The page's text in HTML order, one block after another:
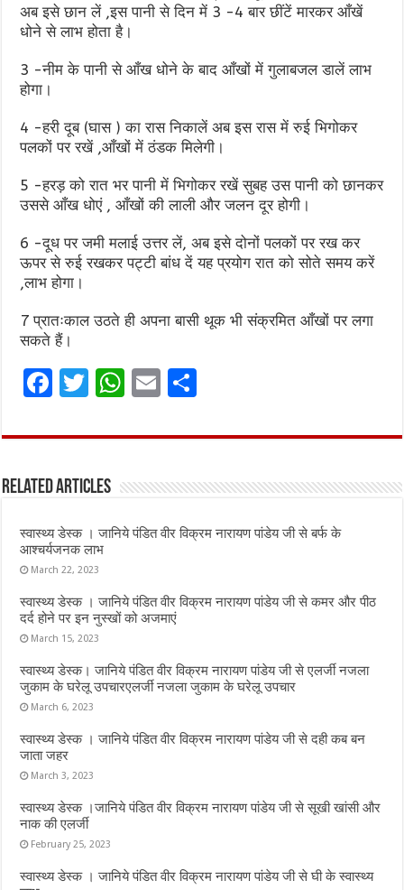
अब इसे छान लें ,इस पानी से दिन में 3 -4 बार छींटें मारकर आँखें
धोने से लाभ होता है।
3 -नीम के पानी से आँख धोने के बाद आँखों में गुलाबजल डालें लाभ
होगा।
4 -हरी दूब (घास ) का रास निकालें अब इस रास में रुई भिगोकर
पलकों पर रखें ,आँखों में ठंडक मिलेगी।
5 -हरड़ को रात भर पानी में भिगोकर रखें सुबह उस पानी को छानकर
उससे आँख धोएं , आँखों की लाली और जलन दूर होगी।
6 -दूध पर जमी मलाई उत्तर लें, अब इसे दोनों पलकों पर रख कर
ऊपर से रुई रखकर पट्टी बांध दें यह प्रयोग रात को सोते समय करें
,लाभ होगा।
7 प्रातःकाल उठते ही अपना बासी थूक भी संक्रमित आँखों पर लगा
सकते हैं।
F
ce
o
o
k
T
it
r
W
at
A
p
E
ai ar
Related Articles
स्वास्थ्य डेस्क । जानिये पंडित वीर विक्रम नारायण पांडेय जी से बर्फ के
आश्चर्यजनक लाभ
March 22, 2023
स्वास्थ्य डेस्क । जानिये पंडित वीर विक्रम नारायण पांडेय जी से कमर और पीठ
दर्द होने पर इन नुस्‍खों को अजमाएं
March 15, 2023
स्वास्थ्य डेस्क। जानिये पंडित वीर विक्रम नारायण पांडेय जी से एलर्जी नजला
जुकाम के घरेलू उपचारएलर्जी नजला जुकाम के घरेलू उपचार
March 6, 2023
स्वास्थ्य डेस्क । जानिये पंडित वीर विक्रम नारायण पांडेय जी से दही कब बन
जाता जहर
March 3, 2023
स्वास्थ्य डेस्क ।जानिये पंडित वीर विक्रम नारायण पांडेय जी से सूखी खांसी और
नाक की एलर्जी
February 25, 2023
स्वास्थ्य डेस्क । जानिये पंडित वीर विक्रम नारायण पांडेय जी से घी के स्वास्थ्य